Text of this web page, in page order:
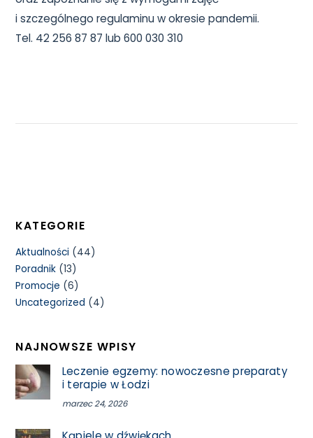
i szczególnego regulaminu w okresie pandemii.
Tel. 42 256 87 87 lub 600 030 310
KATEGORIE
Aktualności (44)
Poradnik (13)
Promocje (6)
Uncategorized (4)
NAJNOWSZE WPISY
Leczenie egzemy: nowoczesne preparaty
i terapie w Łodzi
marzec 24, 2026